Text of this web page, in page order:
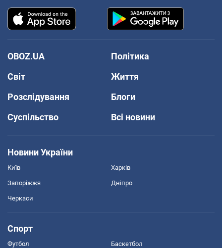
OBOZ.UA
Політика
Світ
Життя
Розслідування
Блоги
Суспільство
Всі новини
Новини України
Київ Харків
Запоріжжя Дніпро
Черкаси
Спорт
Футбол Баскетбол